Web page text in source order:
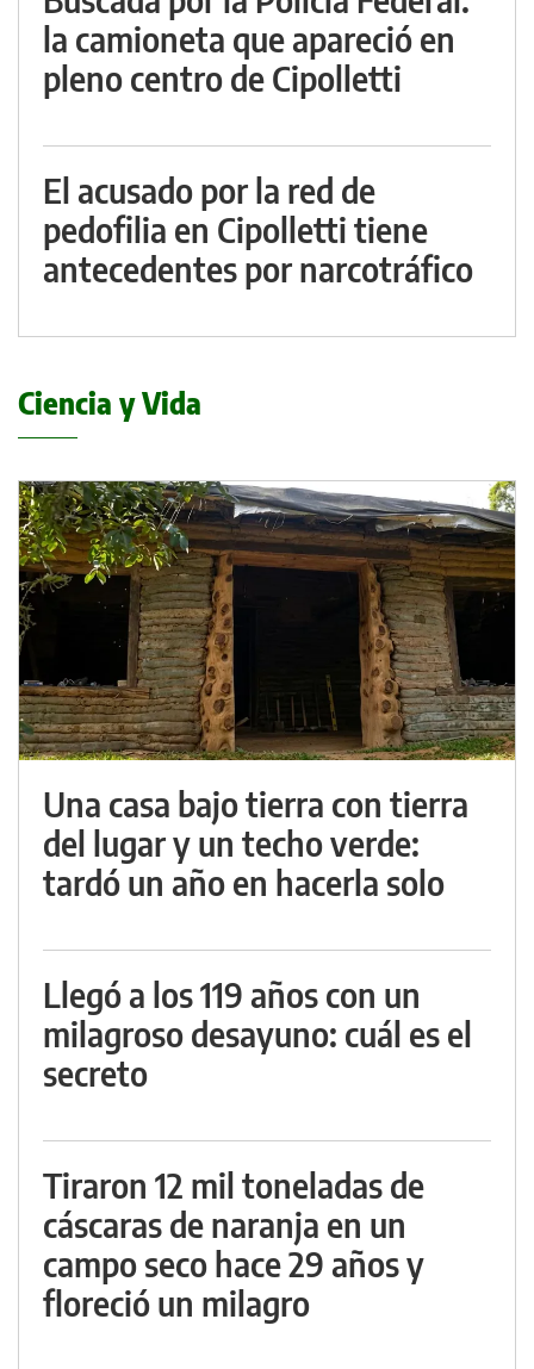
la camioneta que apareció en
pleno centro de Cipolletti
El acusado por la red de
pedofilia en Cipolletti tiene
antecedentes por narcotráfico
Ciencia y Vida
Una casa bajo tierra con tierra
del lugar y un techo verde:
tardó un año en hacerla solo
Llegó a los 119 años con un
milagroso desayuno: cuál es el
secreto
Tiraron 12 mil toneladas de
cáscaras de naranja en un
campo seco hace 29 años y
floreció un milagro